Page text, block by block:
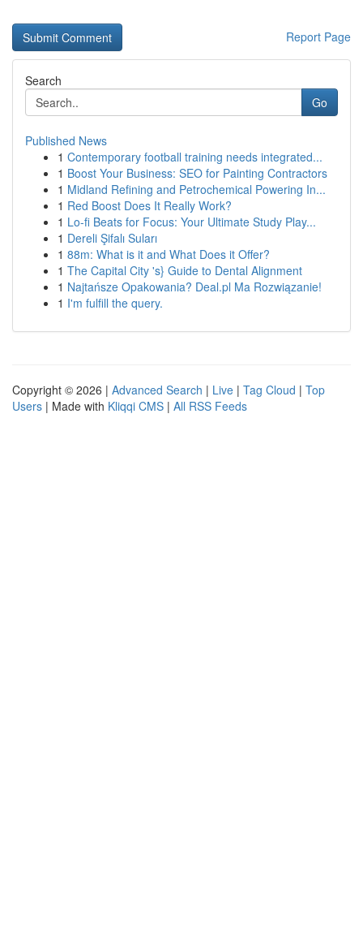
Report Page
Search
Go
Published News
1 Contemporary football training needs integrated...
1 Boost Your Business: SEO for Painting Contractors
1 Midland Refining and Petrochemical Powering In...
1 Red Boost Does It Really Work?
1 Lo-fi Beats for Focus: Your Ultimate Study Play...
1 Dereli Şifalı Suları
1 88m: What is it and What Does it Offer?
1 The Capital City 's} Guide to Dental Alignment
1 Najtańsze Opakowania? Deal.pl Ma Rozwiązanie!
1 I'm fulfill the query.
Copyright © 2026 | Advanced Search | Live | Tag Cloud | Top
Users | Made with Kliqqi CMS | All RSS Feeds